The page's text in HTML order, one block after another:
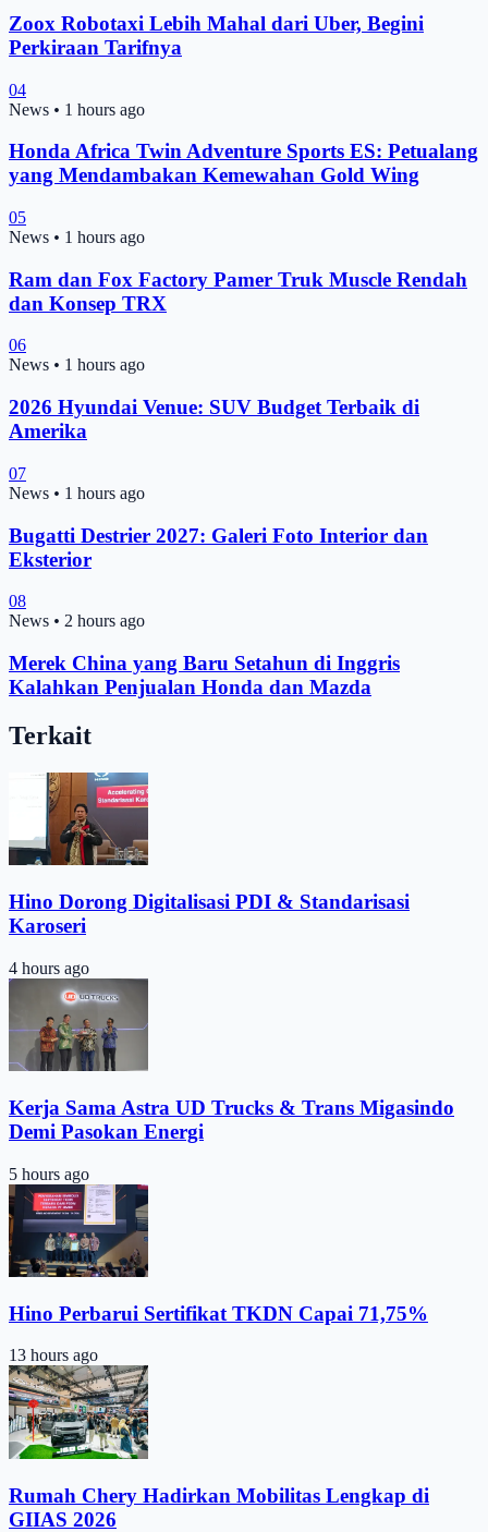
Zoox Robotaxi Lebih Mahal dari Uber, Begini
Perkiraan Tarifnya
04
News • 1 hours ago
Honda Africa Twin Adventure Sports ES: Petualang
yang Mendambakan Kemewahan Gold Wing
05
News • 1 hours ago
Ram dan Fox Factory Pamer Truk Muscle Rendah
dan Konsep TRX
06
News • 1 hours ago
2026 Hyundai Venue: SUV Budget Terbaik di
Amerika
07
News • 1 hours ago
Bugatti Destrier 2027: Galeri Foto Interior dan
Eksterior
08
News • 2 hours ago
Merek China yang Baru Setahun di Inggris
Kalahkan Penjualan Honda dan Mazda
Terkait
Hino Dorong Digitalisasi PDI & Standarisasi
Karoseri
4 hours ago
Kerja Sama Astra UD Trucks & Trans Migasindo
Demi Pasokan Energi
5 hours ago
Hino Perbarui Sertifikat TKDN Capai 71,75%
13 hours ago
Rumah Chery Hadirkan Mobilitas Lengkap di
GIIAS 2026